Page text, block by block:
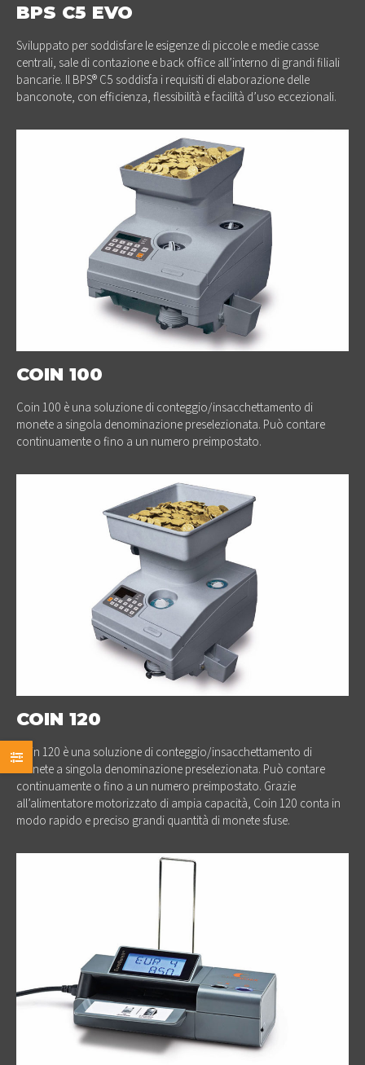
BPS C5 EVO
Sviluppato per soddisfare le esigenze di piccole e medie casse
centrali, sale di contazione e back office all’interno di grandi filiali
bancarie. Il BPS® C5 soddisfa i requisiti di elaborazione delle
banconote, con efficienza, flessibilità e facilità d’uso eccezionali.
COIN 100
Coin 100 è una soluzione di conteggio/insacchettamento di
monete a singola denominazione preselezionata. Può contare
continuamente o fino a un numero preimpostato.
COIN 120
Coin 120 è una soluzione di conteggio/insacchettamento di
monete a singola denominazione preselezionata. Può contare
continuamente o fino a un numero preimpostato. Grazie
all’alimentatore motorizzato di ampia capacità, Coin 120 conta in
modo rapido e preciso grandi quantità di monete sfuse.